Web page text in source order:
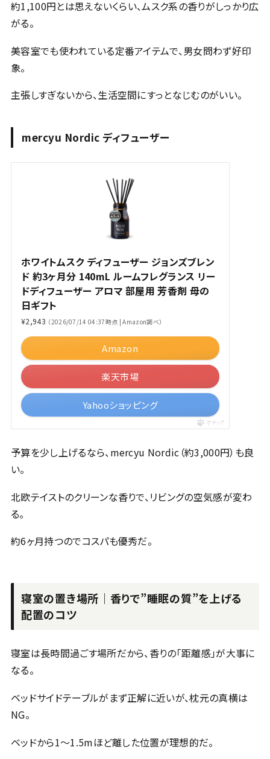
約1,100円とは思えないくらい、ムスク系の香りがしっかり広
がる。
美容室でも使われている定番アイテムで、男女問わず好印
象。
主張しすぎないから、生活空間にすっとなじむのがいい。
mercyu Nordic ディフューザー
ホワイトムスク ディフューザー ジョンズブレン
ド 約3ヶ月分 140mL ルームフレグランス リー
ドディフューザー アロマ 部屋用 芳香剤 母の
日ギフト
¥2,943 （2026/07/14 04:37時点 | Amazon調べ）
Amazon
楽天市場
Yahooショッピング
ポチップ
予算を少し上げるなら、mercyu Nordic（約3,000円）も良
い。
北欧テイストのクリーンな香りで、リビングの空気感が変わ
る。
約6ヶ月持つのでコスパも優秀だ。
寝室の置き場所｜香りで”睡眠の質”を上げる
配置のコツ
寝室は長時間過ごす場所だから、香りの「距離感」が大事に
なる。
ベッドサイドテーブルがまず正解に近いが、枕元の真横は
NG。
ベッドから1〜1.5mほど離した位置が理想的だ。